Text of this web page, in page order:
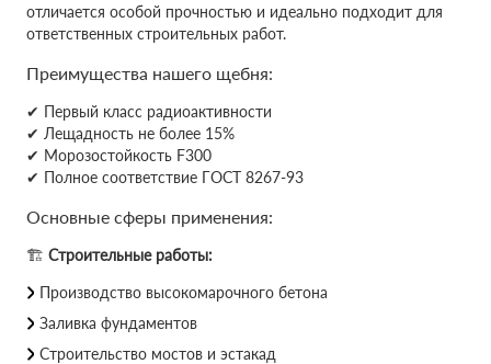
отличается особой прочностью и идеально подходит для
ответственных строительных работ.
Преимущества нашего щебня:
✔ Первый класс радиоактивности
✔ Лещадность не более 15%
✔ Морозостойкость F300
✔ Полное соответствие ГОСТ 8267-93
Основные сферы применения:
🏗 Строительные работы:
Производство высокомарочного бетона
Заливка фундаментов
Строительство мостов и эстакад